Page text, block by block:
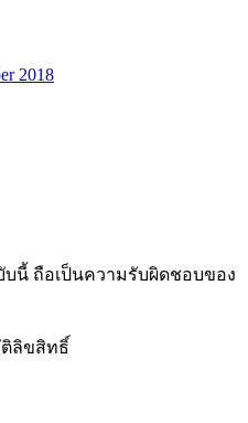
2018
นี้ ถือเป็นความรับผิดชอบของ
ลิขสิทธิ์